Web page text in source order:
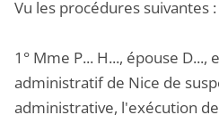
Vu les procédures suivantes :
1° Mme P... H..., épouse
administratif de Nice de
administrative, l'exécution